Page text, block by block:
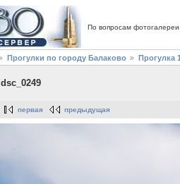
По вопросам
Прогулки по городу Балаково Прогулка
dsc_0249
первая предыдущая